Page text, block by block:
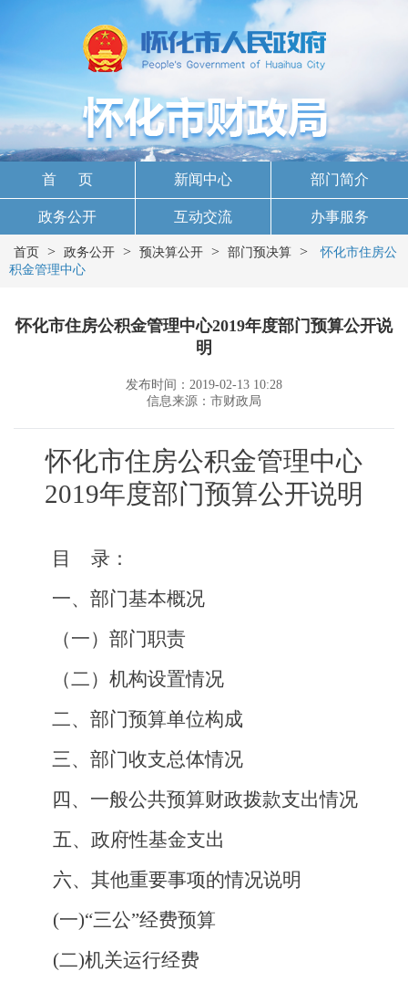
首 页 新闻中心 部门简介
政务公开 互动交流 办事服务
首页 > 政务公开 > 预决算公开 > 部门预决算 >
怀化市住房公
积金管理中心
怀化市住房公积金管理中心2019年度部门预算公开说
明
发布时间：2019-02-13 10:28
信息来源：市财政局
怀化市住房公积金管理中心
2019年度部门预算公开说明
目
录：
一、部门基本概况
（一）部门职责
（二）机构设置情况
二、 部门预算单位构成
三、部门收支总体情况
四、 一般公共预算财政拨款支出情况
五、政府性基金支出
六、其他重要事项的情况说明
(一)“三公”经费预算
(二)机关运行经费